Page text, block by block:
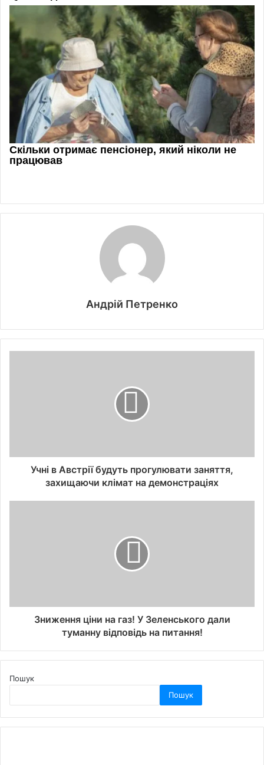
Андрій Петренко
Учні в Австрії будуть прогулювати заняття,
захищаючи клімат на демонстраціях
Зниження ціни на газ! У Зеленського дали
туманну відповідь на питання!
Пошук
Пошук